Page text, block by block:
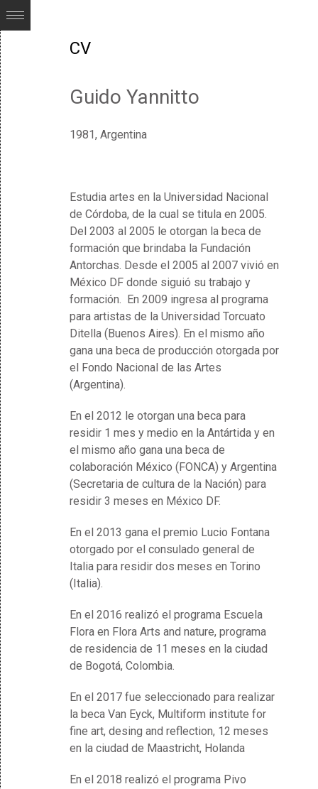
CV
Guido Yannitto
1981, Argentina
Estudia artes en la Universidad Nacional
de Córdoba, de la cual se titula en 2005.
Del 2003 al 2005 le otorgan la beca de
formación que brindaba la Fundación
Antorchas. Desde el 2005 al 2007 vivió en
México DF donde siguió su trabajo y
formación. En 2009 ingresa al programa
para artistas de la Universidad Torcuato
Ditella (Buenos Aires). En el mismo año
gana una beca de producción otorgada por
el Fondo Nacional de las Artes
(Argentina).
En el 2012 le otorgan una beca para
residir 1 mes y medio en la Antártida y en
el mismo año gana una beca de
colaboración México (FONCA) y Argentina
(Secretaria de cultura de la Nación) para
residir 3 meses en México DF.
En el 2013 gana el premio Lucio Fontana
otorgado por el consulado general de
Italia para residir dos meses en Torino
(Italia).
En el 2016 realizó el programa Escuela
Flora en Flora Arts and nature, programa
de residencia de 11 meses en la ciudad
de Bogotá, Colombia.
En el 2017 fue seleccionado para realizar
la beca Van Eyck, Multiform institute for
fine art, desing and reflection, 12 meses
en la ciudad de Maastricht, Holanda
En el 2018 realizó el programa Pivo